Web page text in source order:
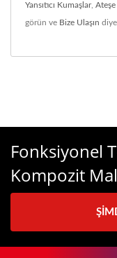
Yansıtıcı Kumaşlar, Ateşe
görün ve Bize Ulaşın
Fonksiyonel
Kompozit